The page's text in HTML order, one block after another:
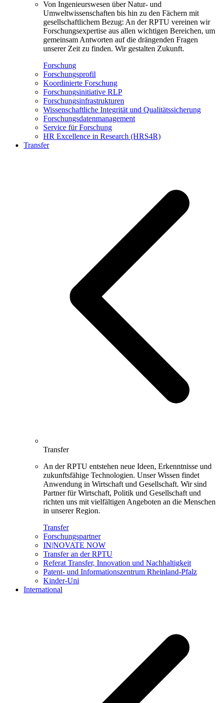
Von Ingenieurswesen über Natur- und
Umweltwissenschaften bis hin zu den Fächern mit
gesellschaftlichem Bezug: An der RPTU vereinen wir
Forschungsexpertise aus allen wichtigen Bereichen, um
gemeinsam Antworten auf die drängenden Fragen
unserer Zeit zu finden. Wir gestalten Zukunft.
Forschung
Forschungsprofil
Koordinierte Forschung
Forschungsinitiative RLP
Forschungsinfrastrukturen
Wissenschaftliche Integrität und Qualitätssicherung
Forschungsdatenmanagement
Service für Forschung
HR Excellence in Research (HRS4R)
Transfer
Transfer
An der RPTU entstehen neue Ideen, Erkenntnisse und
zukunftsfähige Technologien. Unser Wissen findet
Anwendung in Wirtschaft und Gesellschaft. Wir sind
Partner für Wirtschaft, Politik und Gesellschaft und
richten uns mit vielfältigen Angeboten an die Menschen
in unserer Region.
Transfer
Forschungspartner
IN|NOVATE NOW
Transfer an der RPTU
Referat Transfer, Innovation und Nachhaltigkeit
Patent- und Informationszentrum Rheinland-Pfalz
Kinder-Uni
International